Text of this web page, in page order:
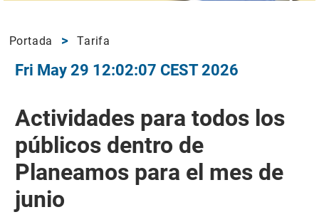
Portada Tarifa
Fri May 29 12:02:07 CEST 2026
Actividades para todos los
públicos dentro de
Planeamos para el mes de
junio